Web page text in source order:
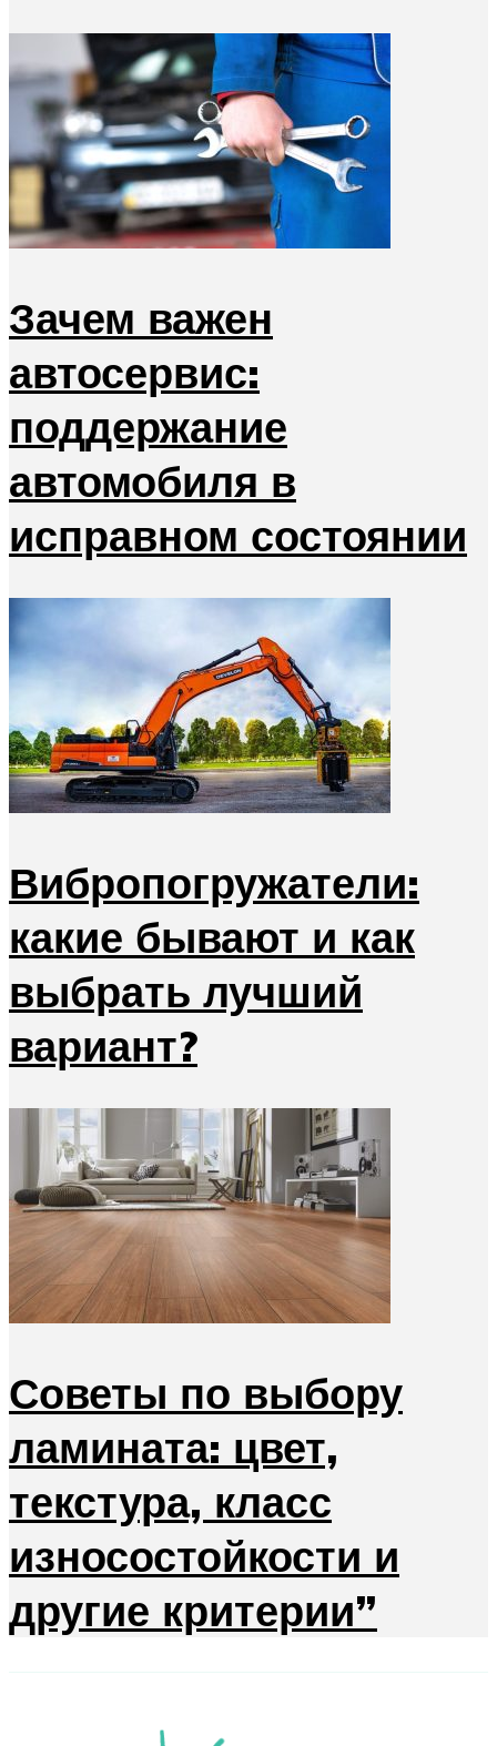
Зачем важен
автосервис:
поддержание
автомобиля в
исправном состоянии
Вибропогружатели:
какие бывают и как
выбрать лучший
вариант?
Советы по выбору
ламината: цвет,
текстура, класс
износостойкости и
другие критерии”